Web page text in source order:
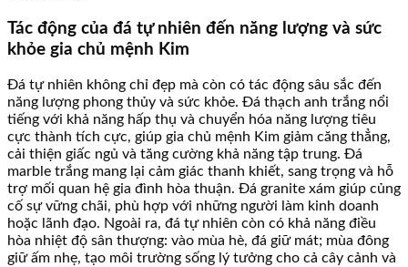
Tác động của đá tự nhiên đến năng lượng và sức
khỏe gia chủ mệnh Kim
Đá tự nhiên không chỉ đẹp mà còn có tác động sâu sắc đến
năng lượng phong thủy và sức khỏe. Đá thạch anh trắng nổi
tiếng với khả năng hấp thụ và chuyển hóa năng lượng tiêu
cực thành tích cực, giúp gia chủ mệnh Kim giảm căng thẳng,
cải thiện giấc ngủ và tăng cường khả năng tập trung. Đá
marble trắng mang lại cảm giác thanh khiết, sang trọng và hỗ
trợ mối quan hệ gia đình hòa thuận. Đá granite xám giúp củng
cố sự vững chãi, phù hợp với những người làm kinh doanh
hoặc lãnh đạo. Ngoài ra, đá tự nhiên còn có khả năng điều
hòa nhiệt độ sân thượng: vào mùa hè, đá giữ mát; mùa đông
giữ ấm nhẹ, tạo môi trường sống lý tưởng cho cả cây cảnh và